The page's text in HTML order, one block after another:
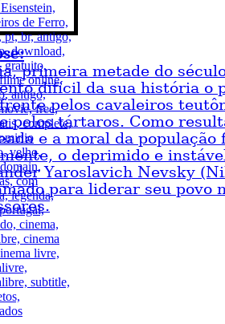
primeira metade do
difícil da sua história o
pelos cavaleiros
pelos tártaros. Como
e a moral da população
o deprimido e
Yaroslavich Nevsky
para liderar seu povo